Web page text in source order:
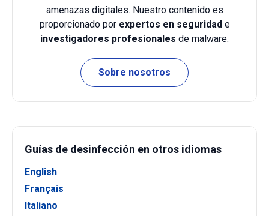
amenazas digitales. Nuestro contenido es
proporcionado por expertos en seguridad e
investigadores profesionales de malware.
Sobre nosotros
Guías de desinfección en otros idiomas
English
Français
Italiano